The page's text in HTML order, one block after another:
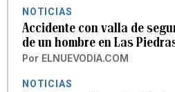
NOTICIAS
Accidente con valla de
de un hombre en Las
Por ELNUEVODIA.COM
NOTICIAS